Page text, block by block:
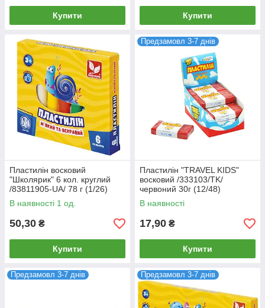
Купити Купити
Пластилін восковий
"Школярик" 6 кол. круглий
/83811905-UA/ 78 г (1/26)
В наявності 1 од.
50,30 ₴
Купити
Предзамовл 3-7 днів
Пластилін "TRAVEL KIDS"
восковий /333103/TK/
червоний 30г (12/48)
В наявності
17,90 ₴
Купити
Предзамовл 3-7 днів Предзамовл 3-7 днів